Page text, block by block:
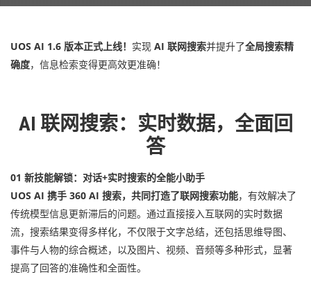
UOS AI 1.6 版本正式上线！ 实现 AI 联网搜索并提升了全局搜索精
确度，信息检索变得更高效更准确！
AI 联网搜索：实时数据，全面回
答
01 新技能解锁：对话+实时搜索的全能小助手
UOS AI 携手 360 AI 搜索，共同打造了联网搜索功能，有效解决了
传统模型信息更新滞后的问题。通过直接接入互联网的实时数据
流，搜索结果变得多样化，不仅限于文字总结，还包括思维导图、
事件与人物的综合概述，以及图片、视频、音频等多种形式，显著
提高了回答的准确性和全面性。